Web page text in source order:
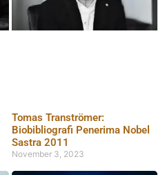
Tomas Tranströmer:
Biobibliografi Penerima Nobel
Sastra 2011
November 3, 2023